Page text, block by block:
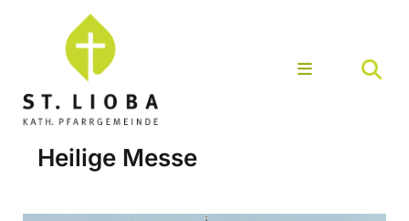
Heilige Messe